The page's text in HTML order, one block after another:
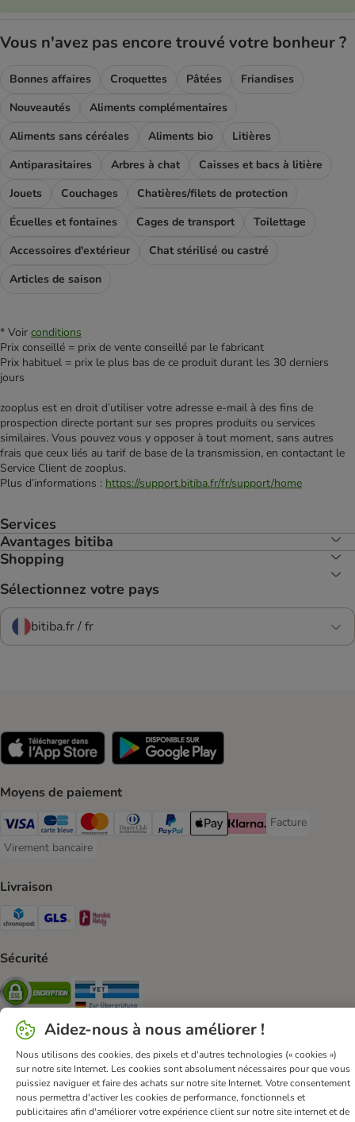
Vous n'avez pas encore trouvé votre bonheur ?
Bonnes affaires Croquettes Pâtées
Friandises
Nouveautés
Aliments complémentaires
Aliments sans céréales
Aliments bio
Litières
Antiparasitaires
Arbres à chat
Caisses et bacs à litière
Jouets
Couchages
Chatières/filets de protection
Écuelles et fontaines
Cages de transport
Toilettage
Accessoires d'extérieur
Chat stérilisé ou castré
Articles de saison
* Voir conditions
Prix conseillé = prix de vente conseillé par le fabricant
Prix habituel = prix le plus bas de ce produit durant les 30 derniers
jours
zooplus est en droit d’utiliser votre adresse e‑mail à des fins de
prospection directe portant sur ses propres produits ou services
similaires. Vous pouvez vous y opposer à tout moment, sans autres
frais que ceux liés au tarif de base de la transmission, en contactant le
Service Client de zooplus.
Plus d’informations : https://support.bitiba.fr/fr/support/home
Services
Avantages bitiba
Shopping
Sélectionnez votre pays
bitiba.fr / fr
Moyens de paiement
Visa Payment Method
carte bleue Payment Method
Master Card Payment Method
Diners Club Payment Method
Paypal Payment Method
Apple Pay Payment Method
Klarna Payment Method
Facture
Facture
Virement bancaire
Virement bancaire Payment Method
Livraison
Chronopost Shipping Method
GLS Shipping Method
Sécurité
Security
FAQ & Contact
Conditions Générales de Vente
Mentions légales
Sécurité et confidentialité
Aidez-nous à nous améliorer !
Nous utilisons des cookies, des pixels et d'autres technologies (« cookies »)
sur notre site Internet. Les cookies sont absolument nécessaires pour que vous
puissiez naviguer et faire des achats sur notre site Internet. Votre consentement
nous permettra d'activer les cookies de performance, fonctionnels et
publicitaires afin d'améliorer votre expérience client sur notre site internet et de